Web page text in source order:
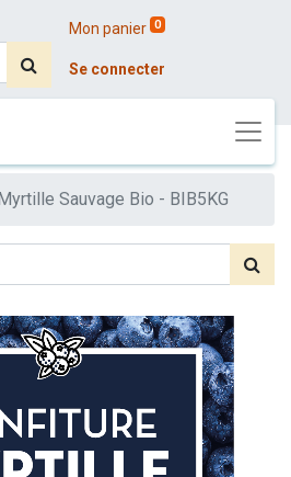
Mon panier 0
Se connecter
Sauvage Bio - BIB5KG